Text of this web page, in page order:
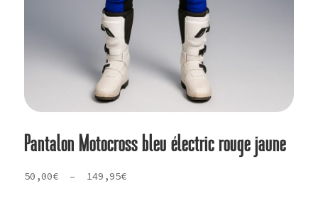
Pantalon Motocross bleu électric rouge jaune
50,00€ – 149,95€Plage